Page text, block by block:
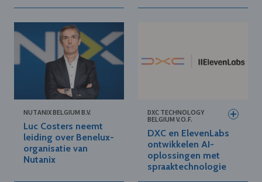
NUTANIX BELGIUM B.V.
Luc Costers neemt
leiding over Benelux-
organisatie van
Nutanix
DXC TECHNOLOGY
BELGIUM V.O.F.
DXC en ElevenLabs
ontwikkelen AI-
oplossingen met
spraaktechnologie